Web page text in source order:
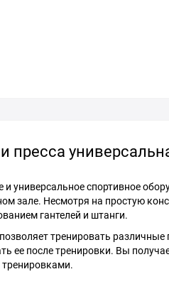
и универсальное спортивное
зале. Несмотря на простую
гантелей и штанги.
тренировать
ее после тренировки. Вы